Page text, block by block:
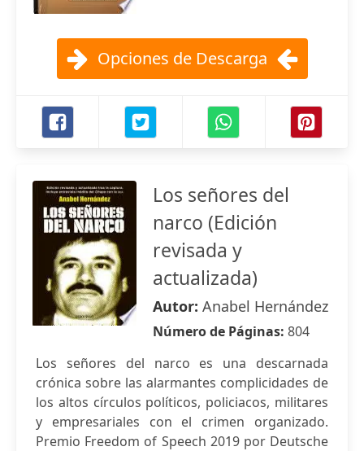
Opciones de Descarga
Los señores del
narco (Edición
revisada y
actualizada)
Autor: Anabel Hernández
Número de Páginas: 804
Los señores del narco es una descarnada
crónica sobre las alarmantes complicidades de
los altos círculos políticos, policiacos, militares
y empresariales con el crimen organizado.
Premio Freedom of Speech 2019 por Deutsche